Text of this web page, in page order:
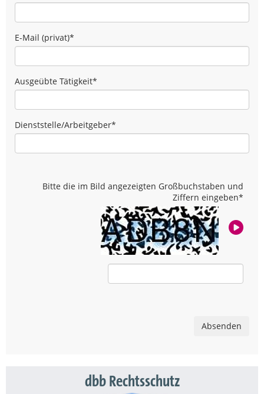
E-Mail (privat)*
Ausgeübte Tätigkeit*
Dienststelle/Arbeitgeber*
Bitte die im Bild angezeigten Großbuchstaben und
Ziffern eingeben*
Absenden
dbb Rechtsschutz